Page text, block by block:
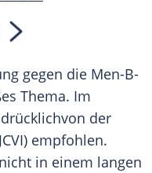
gegen die Men-B-
Thema. Im
der
empfohlen.
in einem langen